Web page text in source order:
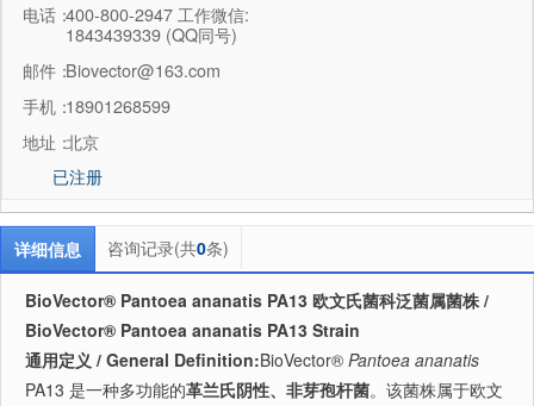
电话：400-800-2947 工作微信:
1843439339 (QQ同号)
邮件：Biovector@163.com
手机：18901268599
地址：北京
已注册
详细信息 咨询记录(共0条)
BioVector® Pantoea ananatis PA13 欧文氏菌科泛菌属菌株 /
BioVector® Pantoea ananatis PA13 Strain
通用定义 / General Definition:BioVector® Pantoea ananatis
PA13 是一种多功能的革兰氏阴性、非芽孢杆菌。该菌株属于欧文